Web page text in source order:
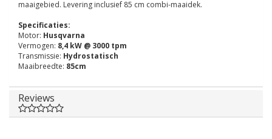
maaigebied. Levering inclusief 85 cm combi-maaidek.
Specificaties:
Motor: Husqvarna
Vermogen: 8,4 kW @ 3000 tpm
Transmissie: Hydrostatisch
Maaibreedte: 85cm
Reviews